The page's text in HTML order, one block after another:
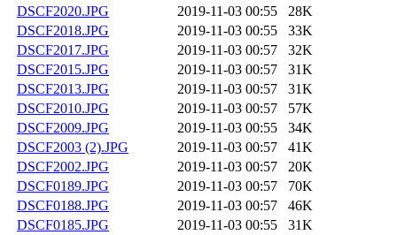
DSCF2020.JPG
2019-11-03 00:55
28K
DSCF2018.JPG
2019-11-03 00:55
33K
DSCF2017.JPG
2019-11-03 00:57
32K
DSCF2015.JPG
2019-11-03 00:57
31K
DSCF2013.JPG
2019-11-03 00:57
31K
DSCF2010.JPG
2019-11-03 00:57
57K
DSCF2009.JPG
2019-11-03 00:55
34K
DSCF2003 (2).JPG
2019-11-03 00:57
41K
DSCF2002.JPG
2019-11-03 00:57
20K
DSCF0189.JPG
2019-11-03 00:57
70K
DSCF0188.JPG
2019-11-03 00:57
46K
DSCF0185.JPG
2019-11-03 00:55
31K